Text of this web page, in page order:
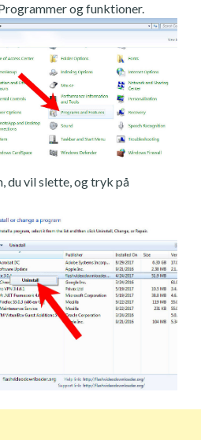
og funktioner.
du vil slette, og tryk på